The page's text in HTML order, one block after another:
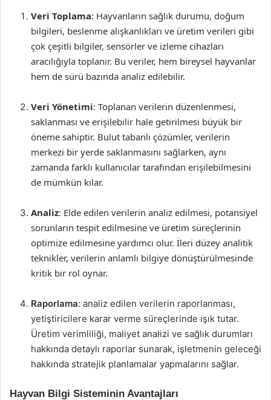
Veri Toplama: Hayvanların sağlık durumu, doğum
bilgileri, beslenme alışkanlıkları ve üretim verileri gibi
çok çeşitli bilgiler, sensörler ve izleme cihazları
aracılığıyla toplanır. Bu veriler, hem bireysel hayvanlar
hem de sürü bazında analiz edilebilir.
Veri Yönetimi: Toplanan verilerin düzenlenmesi,
saklanması ve erişilebilir hale getirilmesi büyük bir
öneme sahiptir. Bulut tabanlı çözümler, verilerin
merkezi bir yerde saklanmasını sağlarken, aynı
zamanda farklı kullanıcılar tarafından erişilebilmesini
de mümkün kılar.
Analiz: Elde edilen verilerin analiz edilmesi, potansiyel
sorunların tespit edilmesine ve üretim süreçlerinin
optimize edilmesine yardımcı olur. İleri düzey analitik
teknikler, verilerin anlamlı bilgiye dönüştürülmesinde
kritik bir rol oynar.
Raporlama: analiz edilen verilerin raporlanması,
yetiştiricilere karar verme süreçlerinde ışık tutar.
Üretim verimliliği, maliyet analizi ve sağlık durumları
hakkında detaylı raporlar sunarak, işletmenin geleceği
hakkında stratejik planlamalar yapmalarını sağlar.
Hayvan Bilgi Sisteminin Avantajları